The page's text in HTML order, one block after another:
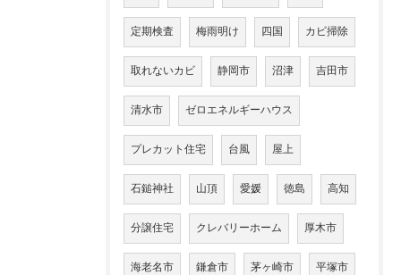
定期検査 梅雨明け 四国 カビ掃除
取れないカビ 静岡市 沼津 吉田市
清水市 ゼロエネルギーハウス
プレカット住宅 台風 屋上
石鎚神社 山頂 愛媛 徳島 高知
分譲住宅 クレバリーホーム 厚木市
海老名市 鎌倉市 茅ヶ崎市 平塚市